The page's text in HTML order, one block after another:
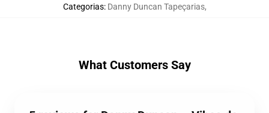
Categorias: Danny Duncan Tapeçarias,
What Customers Say